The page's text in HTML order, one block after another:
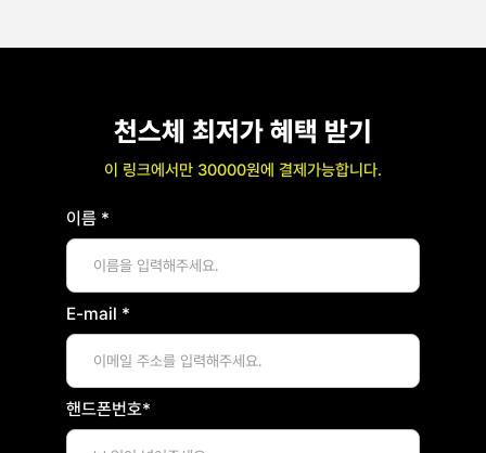
천스체 최저가 혜택 받기
이 링크에서만 30000원에 결제가능합니다.
이름 *
E-mail *
핸드폰번호*